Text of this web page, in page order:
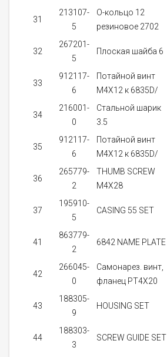
31
213107-
5
О-кольцо 12
резиновое 2702
32
267201-
5
Плоская шайба 6
33
912117-
6
Потайной винт
M4X12 к 6835D/
34
216001-
0
Стальной шарик
3.5
35
912117-
6
Потайной винт
M4X12 к 6835D/
36
265779-
2
THUMB SCREW
M4X28
37
195910-
5
CASING 55 SET
41
863779-
2
6842 NAME PLATE
42
266045-
0
Самонарез. винт,
фланец PT4X20
43
188305-
9
HOUSING SET
44
188303-
3
SCREW GUIDE SET